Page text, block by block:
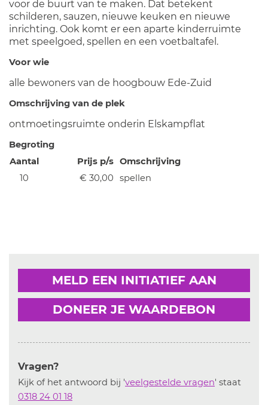
voor de buurt van te maken. Dat betekent
schilderen, sauzen, nieuwe keuken en nieuwe
inrichting. Ook komt er een aparte kinderruimte
met speelgoed, spellen en een voetbaltafel.
Voor wie
alle bewoners van de hoogbouw Ede-Zuid
Omschrijving van de plek
ontmoetingsruimte onderin Elskampflat
Begroting
Aantal
Prijs p/s Omschrijving
10
€ 30,00 spellen
MELD EEN INITIATIEF AAN
DONEER JE WAARDEBON
Vragen?
Kijk of het antwoord bij 'veelgestelde vragen' staat
0318 24 01 18